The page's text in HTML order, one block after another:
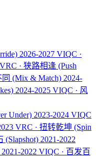
2026-2027 VIQC ·
· 狭路相逢 (Push
(Mix & Match) 2024-
2024-2025 VIQC · 风
Under) 2023-2024 VIQC
VRC · 扭转乾坤 (Spin
(Slapshot) 2021-2022
2021-2022 VIQC · 百发百